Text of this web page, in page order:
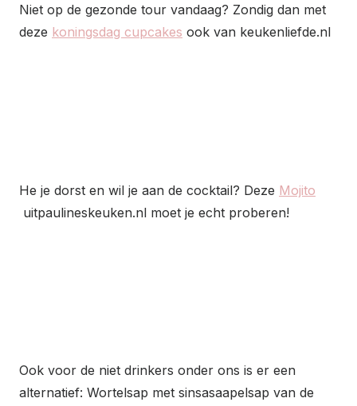
Niet op de gezonde tour vandaag? Zondig dan met
deze koningsdag cupcakes ook van keukenliefde.nl
He je dorst en wil je aan de cocktail? Deze Mojito
uitpaulineskeuken.nl moet je echt proberen!
Ook voor de niet drinkers onder ons is er een
alternatief: Wortelsap met sinsasaapelsap van de